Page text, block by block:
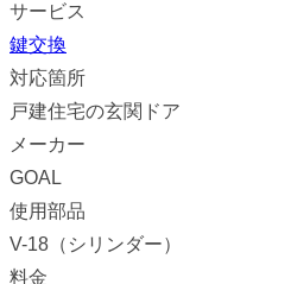
サービス
鍵交換
対応箇所
戸建住宅の玄関ドア
メーカー
GOAL
使用部品
V-18（シリンダー）
料金